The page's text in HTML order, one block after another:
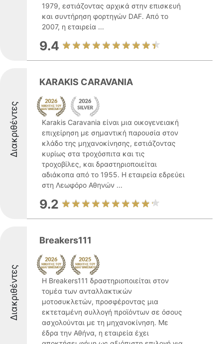
1979, εστιάζοντας αρχικά στην επισκευή
και συντήρηση φορτηγών DAF. Από το
2007, η εταιρεία ...
9.4
Διακριθέντες
KARAKIS CARAVANIA
Karakis Caravania είναι μια οικογενειακή
επιχείρηση με σημαντική παρουσία στον
κλάδο της μηχανοκίνησης, εστιάζοντας
κυρίως στα τροχόσπιτα και τις
τροχοβίλες, και δραστηριοποιείται
αδιάκοπα από το 1955. Η εταιρεία εδρεύει
στη Λεωφόρο Αθηνών ...
9.2
Διακριθέντες
Breakers111
Η Breakers111 δραστηριοποιείται στον
τομέα των ανταλλακτικών
μοτοσυκλετών, προσφέροντας μια
εκτεταμένη συλλογή προϊόντων σε όσους
ασχολούνται με τη μηχανοκίνηση. Με
έδρα την Αθήνα, η εταιρεία έχει